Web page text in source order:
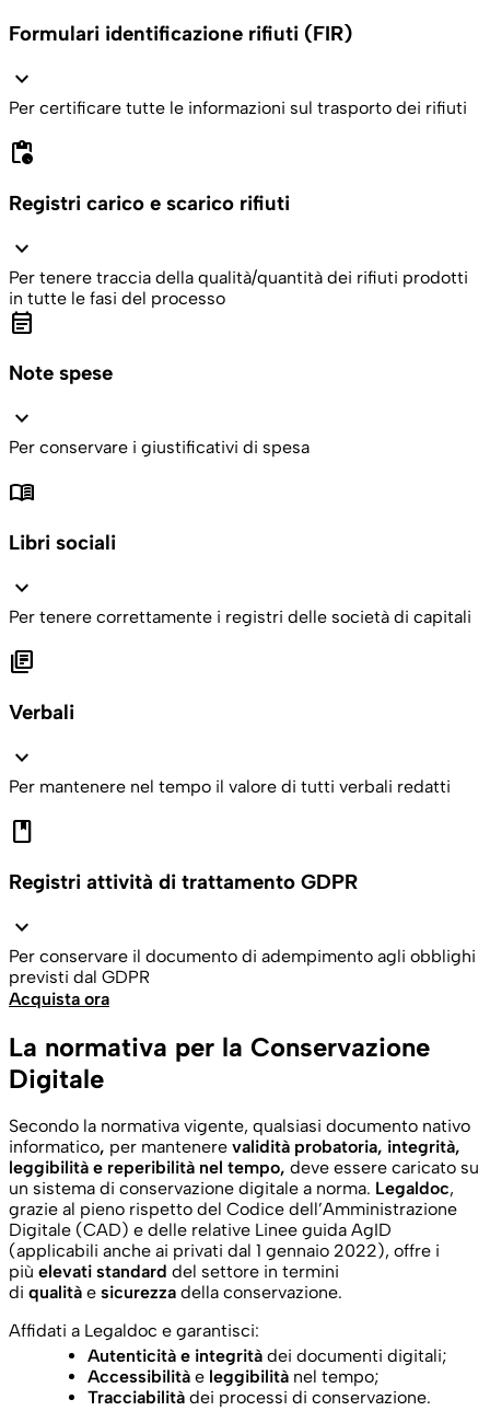
Formulari identificazione rifiuti (FIR)
expand_more
Per certificare tutte le informazioni sul trasporto dei rifiuti
pending_actions
Registri carico e scarico rifiuti
expand_more
Per tenere traccia della qualità/quantità dei rifiuti prodotti
in tutte le fasi del processo
event_note
Note spese
expand_more
Per conservare i giustificativi di spesa
menu_book
Libri sociali
expand_more
Per tenere correttamente i registri delle società di capitali
library_books
Verbali
expand_more
Per mantenere nel tempo il valore di tutti verbali redatti
book
Registri attività di trattamento GDPR
expand_more
Per conservare il documento di adempimento agli obblighi
previsti dal GDPR
Acquista ora
La normativa per la Conservazione
Digitale
Secondo la normativa vigente, qualsiasi documento nativo
informatico, per mantenere validità probatoria, integrità,
leggibilità e reperibilità nel tempo, deve essere caricato su
un sistema di conservazione digitale a norma. Legaldoc,
grazie al pieno rispetto del Codice dell’Amministrazione
Digitale (CAD) e delle relative Linee guida AgID
(applicabili anche ai privati dal 1 gennaio 2022), offre i
più elevati standard del settore in termini
di qualità e sicurezza della conservazione.
Affidati a Legaldoc e garantisci:
Autenticità e integrità dei documenti digitali;
Accessibilità e leggibilità nel tempo;
Tracciabilità dei processi di conservazione.